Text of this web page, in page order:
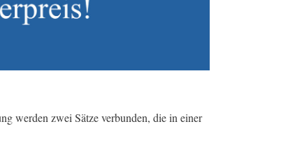
werden zwei Sätze verbunden, die in einer